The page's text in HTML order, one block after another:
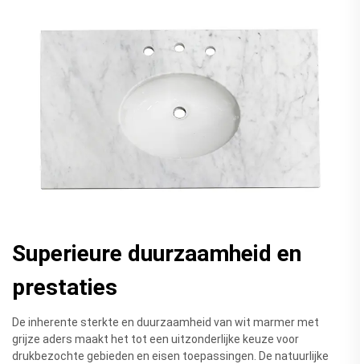
Superieure duurzaamheid en
prestaties
De inherente sterkte en duurzaamheid van wit marmer met
grijze aders maakt het tot een uitzonderlijke keuze voor
drukbezochte gebieden en eisen toepassingen. De natuurlijke